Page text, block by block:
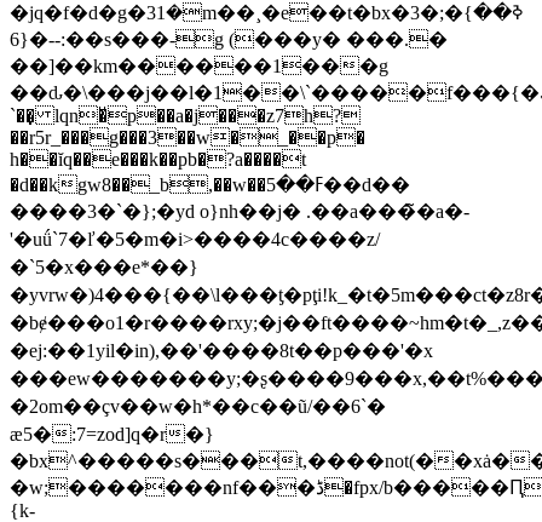
�jq�f�d�g�܏�31m��¸�e��t�bx�3�;�ߢ��}
{6�--:��s���-g (���y� ���.�
��]��km������1���g
��ԃ�\���j��l�1��\`�����f���{�ك�i���p������*�
`��̣ lqn�ͮp��a�j���z7h?
��r5r_���g���3��w�_��p�
h��ĭq��e���k��pb�?a����t
�d��kgw8��_b,��w��ߓ��5��d��
����3�`�};�yd o}nh��j� .��a�� �̃ �a�-
'�uǘ`7�ľ �5�m�i>����4c����z/
�`5�x���e*��}
�bɇ���o1�r����rxy;�j��ft����~hm�t�_,z�
�ej:��1yil�in),��'����8t��p���'�x
���ew�������y;�ʂ���� 9���x,
�2om��çv��w�h*��c��ũ/��6`�
ӕ5�:7=zod]q�r�}
�bx^�����s���t,����not(��xȧ�
�w;�������nf���ڈ�fpx/b�����Ԥd׫�ɧ�7�w�ss�#�q�16:
{k-